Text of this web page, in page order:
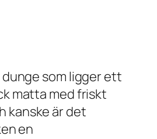
dunge som ligger ett
matta med friskt
kanske är det
en